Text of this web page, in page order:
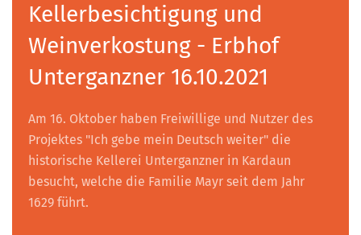
Kellerbesichtigung und
Weinverkostung - Erbhof
Unterganzner 16.10.2021
Am 16. Oktober haben Freiwillige und Nutzer des
Projektes "Ich gebe mein Deutsch weiter" die
historische Kellerei Unterganzner in Kardaun
besucht, welche die Familie Mayr seit dem Jahr
1629 führt.